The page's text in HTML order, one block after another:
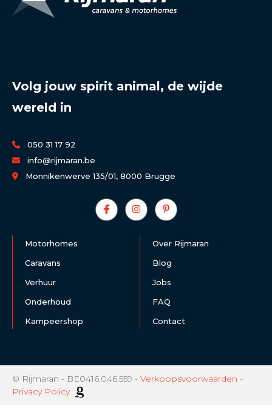
Volg jouw spirit animal, de wijde
wereld in
050 31 17 92
info@rijmaran.be
Monnikenwerve 135/01, 8000 Brugge
Motorhomes
Caravans
Verhuur
Onderhoud
Kampeershop
Over Rijmaran
Blog
Jobs
FAQ
Contact
© Rijmaran - BE0416.046.559 - Verkoopsvoorwaarden -
Privacy Policy